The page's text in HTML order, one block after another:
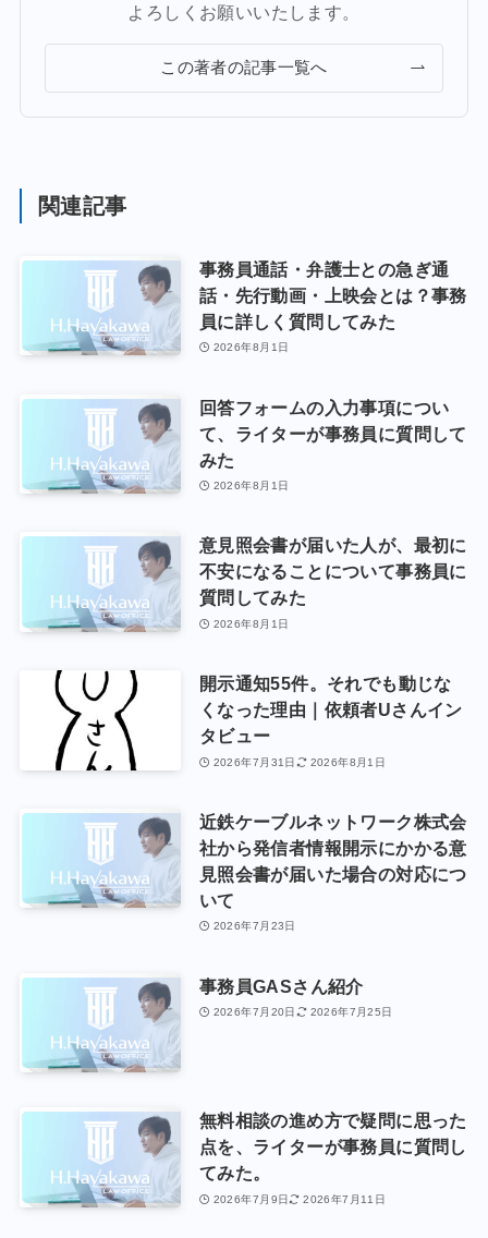
よろしくお願いいたします。
この著者の記事一覧へ
関連記事
事務員通話・弁護士との急ぎ通
話・先行動画・上映会とは？事務
員に詳しく質問してみた
2026年8月1日
回答フォームの入力事項につい
て、ライターが事務員に質問して
みた
2026年8月1日
意見照会書が届いた人が、最初に
不安になることについて事務員に
質問してみた
2026年8月1日
開示通知55件。それでも動じな
くなった理由｜依頼者Uさんイン
タビュー
2026年7月31日 2026年8月1日
近鉄ケーブルネットワーク株式会
社から発信者情報開示にかかる意
見照会書が届いた場合の対応につ
いて
2026年7月23日
事務員GASさん紹介
2026年7月20日 2026年7月25日
無料相談の進め方で疑問に思った
点を、ライターが事務員に質問し
てみた。
2026年7月9日 2026年7月11日